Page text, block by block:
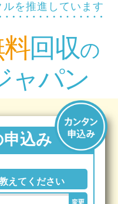
を推進しています
回収の
ャパン
込み
えてください